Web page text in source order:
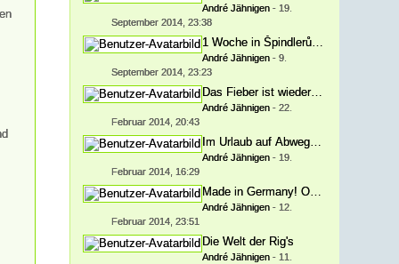
André Jähnigen - 19.
September 2014, 23:38
1 Woche in Špindlerův Mlýn/
André Jähnigen -9.
September 2014, 23:23
Das Fieber ist wieder da!
André Jähnigen -22.
Februar 2014, 20:43
Im Urlaub auf Abwegen.
André Jähnigen - 19.
Februar 2014, 16:29
Made in Germany! Oder doppelt
André Jähnigen - 12.
Februar 2014, 23:51
Die Welt der Rig's
André Jähnigen - 11.